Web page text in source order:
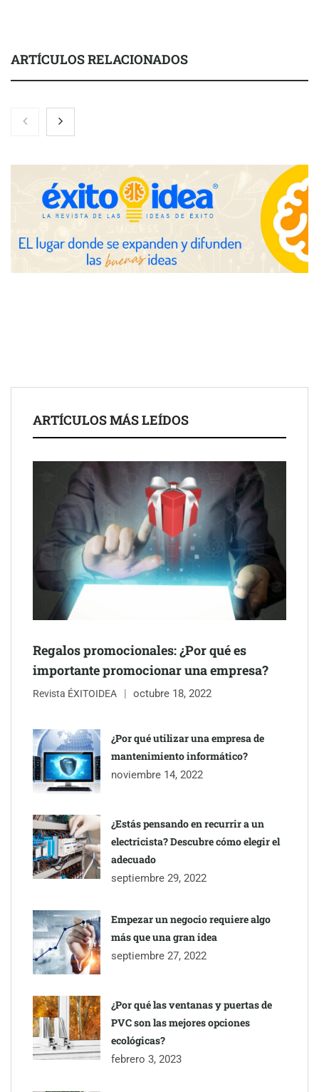
ARTÍCULOS RELACIONADOS
Nicols presenta seis modelos de anillos de compromiso para el
eclipse solar del 12 de agosto
Zoomex mejora su Strategy Center con herramientas
avanzadas para trading estratégico
COMPALISS de LYSOTRIC: cuando un solo producto multiplica
las posibilidades del salón profesional
Schaeffler mejora su rentabilidad en el primer semestre de 2026
NOVA: innovación y diseño que transforman espacios de la
mano de Tormo Franquicias
ARTÍCULOS MÁS LEÍDOS
Regalos promocionales: ¿Por qué es
importante promocionar una empresa?
Revista ÉXITOIDEA octubre 18, 2022
¿Por qué utilizar una empresa de
mantenimiento informático?
noviembre 14, 2022
¿Estás pensando en recurrir a un
electricista? Descubre cómo elegir el
adecuado
septiembre 29, 2022
Empezar un negocio requiere algo
más que una gran idea
septiembre 27, 2022
¿Por qué las ventanas y puertas de
PVC son las mejores opciones
ecológicas?
febrero 3, 2023